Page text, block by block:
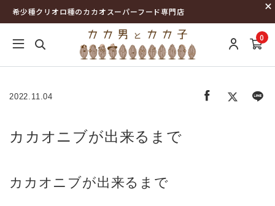
希少種クリオロ種のカカオスーパーフード専門店
0
2022.11.04
カカオニブが出来るまで
カカオニブが出来るまで